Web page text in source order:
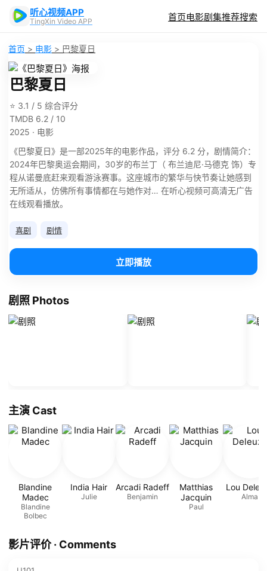
听心视频APP
TingXin Video APP 首页电影剧集推荐搜索
首页 > 电影 > 巴黎夏日
巴黎夏日
⭐ 3.1 / 5 综合评分
TMDB 6.2 / 10
2025 · 电影
《巴黎夏日》是一部2025年的电影作品，评分 6.2 分，剧情简介：
2024年巴黎奥运会期间，30岁的布兰丁（ 布兰迪尼·马德克 饰）专
程从诺曼底赶来观看游泳赛事。这座城市的繁华与快节奏让她感到
无所适从，仿佛所有事情都在与她作对… 在听心视频可高清无广告
在线观看播放。
喜剧 剧情
立即播放
剧照 Photos
主演 Cast
Blandine
Madec
Blandine
Bolbec
India Hair
Julie
Arcadi Radeff
Benjamin
Matthias
Jacquin
Paul
Lou
Alma
影片评价 · Comments